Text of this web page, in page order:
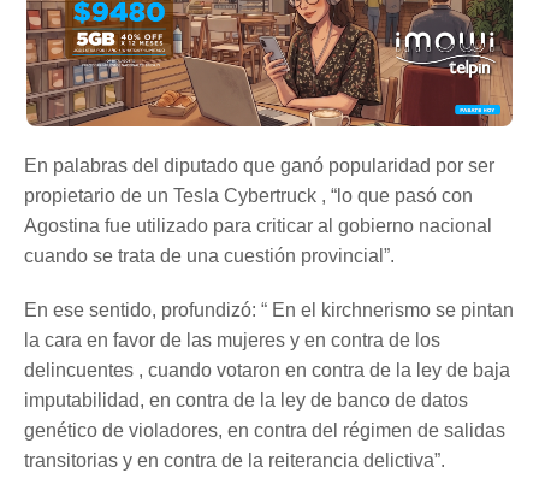
En palabras del diputado que ganó popularidad por ser
propietario de un Tesla Cybertruck , “lo que pasó con
Agostina fue utilizado para criticar al gobierno nacional
cuando se trata de una cuestión provincial”.
En ese sentido, profundizó: “ En el kirchnerismo se pintan
la cara en favor de las mujeres y en contra de los
delincuentes , cuando votaron en contra de la ley de baja
imputabilidad, en contra de la ley de banco de datos
genético de violadores, en contra del régimen de salidas
transitorias y en contra de la reiterancia delictiva”.